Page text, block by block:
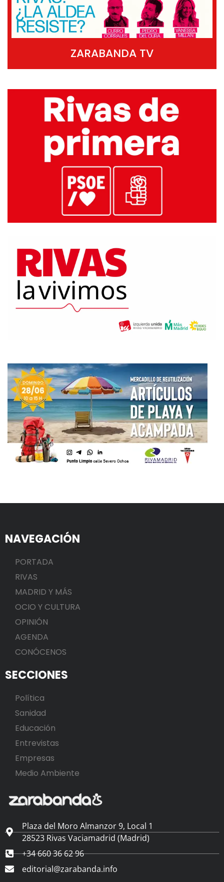
ZARABANDA TV
NAVEGACIÓN
PORTADA
RIVAS
MADRID Y MÁS
OCIO Y CULTURA
OPINIÓN
AGENDA
CONÓCENOS
SECCIONES
Política
Sanidad
Educación
Entrevistas
Empresas
Medio Ambiente
Plaza del Moro Almanzor 9, Local 1
28523 Rivas Vaciamadrid (Madrid)
+34 660 36 62 96
editorial@zarabanda.info